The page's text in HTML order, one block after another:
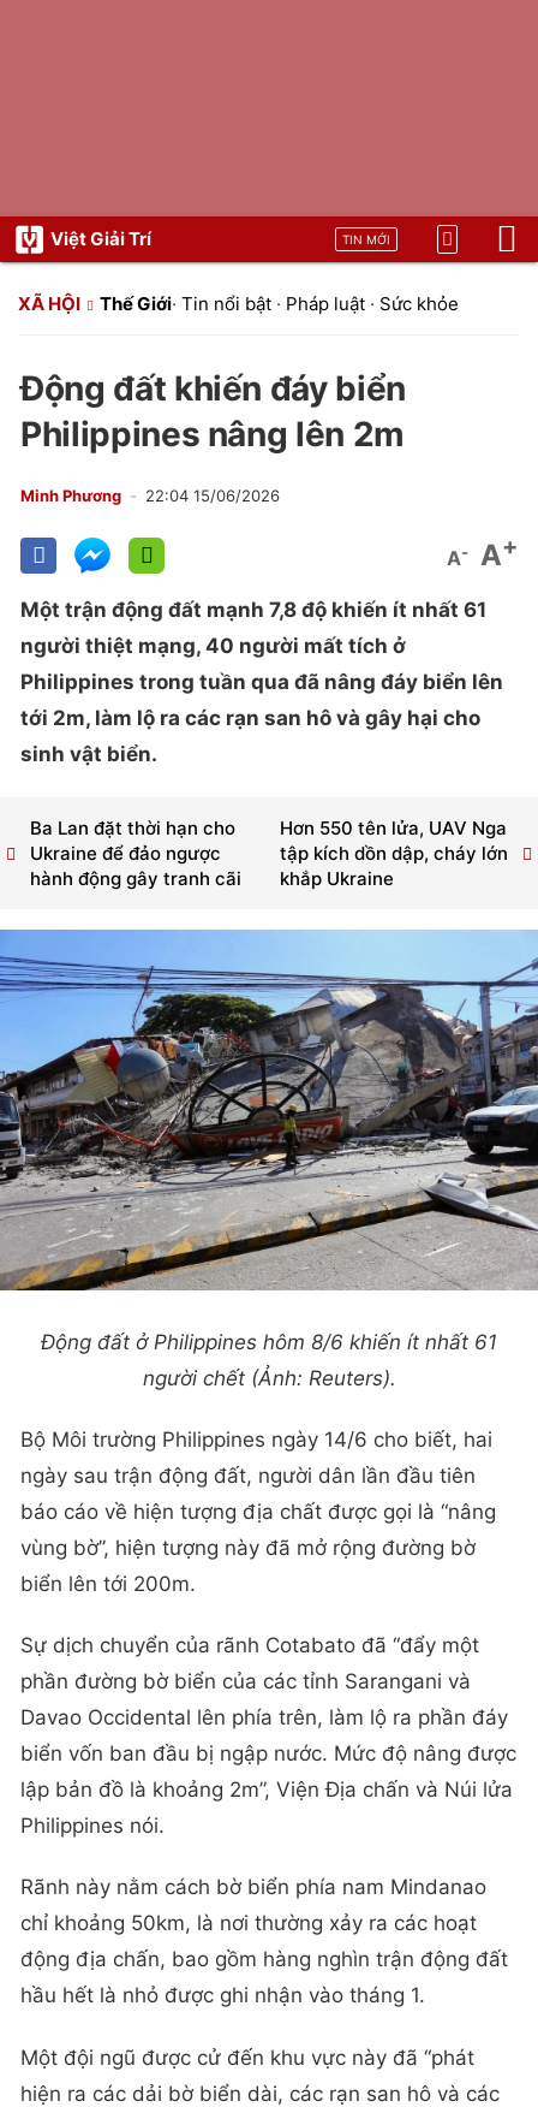
Việt Giải Trí TIN MỚI
XÃ HỘI Thế Giới· Tin nổi bật · Pháp luật · Sức khỏe
Động đất khiến đáy biển
Philippines nâng lên 2m
Minh Phương 22:04 15/06/2026
A- A+
Một trận động đất mạnh 7,8 độ khiến ít nhất 61
người thiệt mạng, 40 người mất tích ở
Philippines trong tuần qua đã nâng đáy biển lên
tới 2m, làm lộ ra các rạn san hô và gây hại cho
sinh vật biển.
Hơn 550 tên lửa, UAV Nga
tập kích dồn dập, cháy lớn
khắp Ukraine
Ba Lan đặt thời hạn cho
Ukraine để đảo ngược
hành động gây tranh cãi
Động đất ở Philippines hôm 8/6 khiến ít nhất 61
người chết (Ảnh: Reuters).
Bộ Môi trường Philippines ngày 14/6 cho biết, hai
ngày sau trận động đất, người dân lần đầu tiên
báo cáo về hiện tượng địa chất được gọi là “nâng
vùng bờ”, hiện tượng này đã mở rộng đường bờ
biển lên tới 200m.
Sự dịch chuyển của rãnh Cotabato đã “đẩy một
phần đường bờ biển của các tỉnh Sarangani và
Davao Occidental lên phía trên, làm lộ ra phần đáy
biển vốn ban đầu bị ngập nước. Mức độ nâng được
lập bản đồ là khoảng 2m”, Viện Địa chấn và Núi lửa
Philippines nói.
Rãnh này nằm cách bờ biển phía nam Mindanao
chỉ khoảng 50km, là nơi thường xảy ra các hoạt
động địa chấn, bao gồm hàng nghìn trận động đất
hầu hết là nhỏ được ghi nhận vào tháng 1.
Một đội ngũ được cử đến khu vực này đã “phát
hiện ra các dải bờ biển dài, các rạn san hô và các